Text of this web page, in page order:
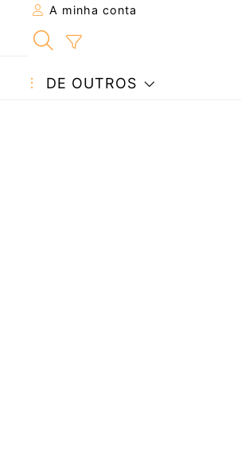
A minha conta
DE OUTROS